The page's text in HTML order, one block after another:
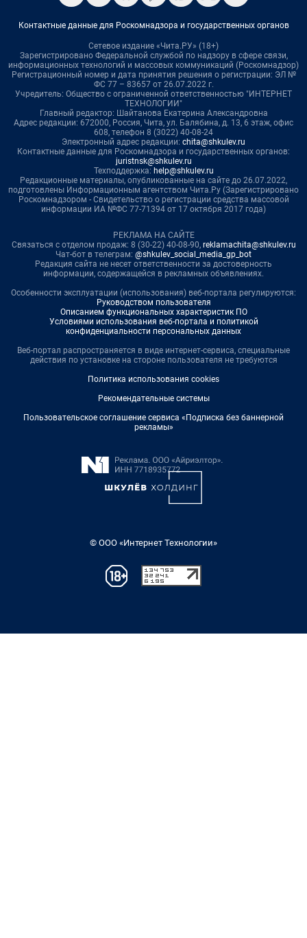
Контактные данные для Роскомнадзора и государственных органов
Сетевое издание «Чита.РУ» (18+)
Зарегистрировано Федеральной службой по надзору в сфере связи,
информационных технологий и массовых коммуникаций (Роскомнадзор)
Регистрационный номер и дата принятия решения о регистрации: ЭЛ №
ФС 77 – 83657 от 26.07.2022 г.
Учредитель: Общество с ограниченной ответственностью "ИНТЕРНЕТ
ТЕХНОЛОГИИ"
Главный редактор: Шайтанова Екатерина Александровна
Адрес редакции: 672000, Россия, Чита, ул. Балябина, д. 13, 6 этаж, офис
608, телефон 8 (3022) 40-08-24
Электронный адрес редакции: chita@shkulev.ru
Контактные данные для Роскомнадзора и государственных органов:
juristnsk@shkulev.ru
Техподдержка: help@shkulev.ru
Редакционные материалы, опубликованные на сайте до 26.07.2022,
подготовлены Информационным агентством Чита.Ру (Зарегистрировано
Роскомнадзором - Свидетельство о регистрации средства массовой
информации ИА №ФС 77-71394 от 17 октября 2017 года)
РЕКЛАМА НА САЙТЕ
Связаться с отделом продаж: 8 (30-22) 40-08-90, reklamachita@shkulev.ru
Чат-бот в телеграм: @shkulev_social_media_gp_bot
Редакция сайта не несет ответственности за достоверность
информации, содержащейся в рекламных объявлениях.
Особенности эксплуатации (использования) веб-портала регулируются:
Руководством пользователя
Описанием функциональных характеристик ПО
Условиями использования веб-портала и политикой
конфиденциальности персональных данных
Веб-портал распространяется в виде интернет-сервиса, специальные
действия по установке на стороне пользователя не требуются
Политика использования cookies
Рекомендательные системы
Пользовательское соглашение сервиса «Подписка без баннерной
рекламы»
© ООО «Интернет Технологии»